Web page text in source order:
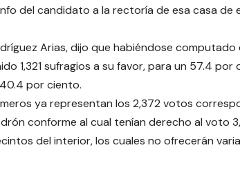
del candidato a la rectoría de esa casa de
Arias, dijo que habiéndose
1,321 sufragios a su favor, para un 57.4 por
por ciento.
ya representan los 2,372 votos
conforme al cual tenían derecho al voto
del interior, los cuales no ofrecerán